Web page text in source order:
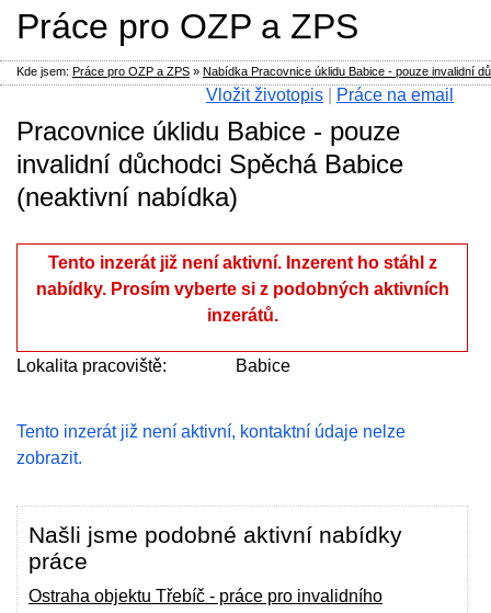
Pracovnice úklidu Babice - pouze
invalidní důchodci Spěchá Babice
(neaktivní nabídka)
Tento inzerát již není aktivní. Inzerent ho stáhl z
nabídky. Prosím vyberte si z podobných aktivních
inzerátů.
Lokalita pracoviště: Babice
Tento inzerát již není aktivní, kontaktní údaje nelze
zobrazit.
Našli jsme podobné aktivní nabídky
práce
Ostraha objektu Třebíč - práce pro invalidního
Práce pro OZP a ZPS
Vložit životopis Práce na email
Kde jsem: Práce pro OZP a ZPS » Nabídka Pracovnice úklidu Babice - pouze invalidní